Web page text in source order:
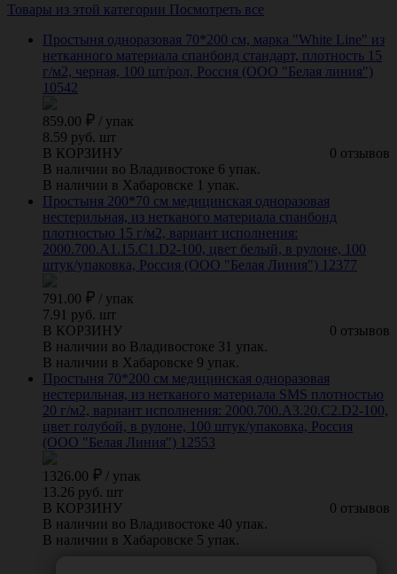
Товары из этой категории Посмотреть все
Простыня одноразовая 70*200 см, марка "White Line" из
нетканного материала спанбонд стандарт, плотность 15
г/м2, черная, 100 шт/рол, Россия (ООО "Белая линия")
10542
859.00 / упак
8.59 руб. шт
0 отзывов
В КОРЗИНУ
В наличии во Владивостоке 6 упак.
В наличии в Хабаровске 1 упак.
Простыня 200*70 см медицинская одноразовая
нестерильная, из нетканого материала спанбонд
плотностью 15 г/м2, вариант исполнения:
2000.700.A1.15.C1.D2-100, цвет белый, в рулоне, 100
штук/упаковка, Россия (ООО "Белая Линия") 12377
791.00 / упак
7.91 руб. шт
0 отзывов
В КОРЗИНУ
В наличии во Владивостоке 31 упак.
В наличии в Хабаровске 9 упак.
Простыня 70*200 см медицинская одноразовая
нестерильная, из нетканого материала SMS плотностью
20 г/м2, вариант исполнения: 2000.700.A3.20.C2.D2-100,
цвет голубой, в рулоне, 100 штук/упаковка, Россия
(ООО "Белая Линия") 12553
1326.00 / упак
13.26 руб. шт
0 отзывов
В КОРЗИНУ
В наличии во Владивостоке 40 упак.
В наличии в Хабаровске 5 упак.